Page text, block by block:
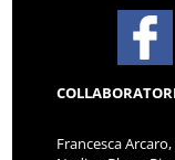
Francesca